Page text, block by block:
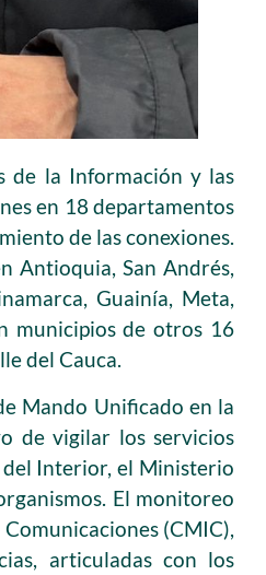
de la Información y las
en 18 departamentos
de las conexiones.
Antioquia, San Andrés,
Guainía, Meta,
municipios de otros 16
del Cauca.
Mando Unificado en la
de vigilar los servicios
Interior, el Ministerio
El monitoreo
(CMIC),
articuladas con los